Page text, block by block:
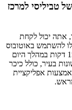
טביליסי למרכז
אתה יכול לקחת
תוכלו להשתמש באוטובוס
ההסעות לנמל התעופה (כביש 37), הפועל כל 15-30 דקות במהלך היום
שונות בעיר, כולל כיכר
אפליקציית